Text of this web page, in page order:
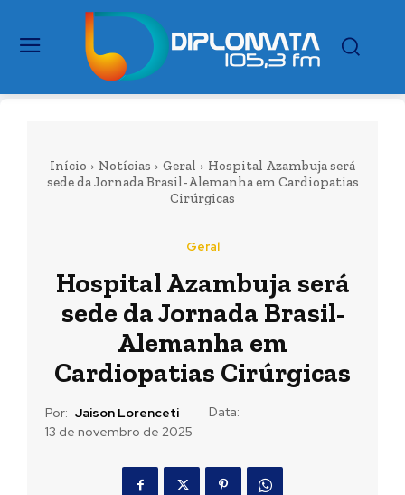
Início Notícias Geral
Hospital Azambuja será
sede da Jornada Brasil-Alemanha em Cardiopatias
Cirúrgicas
Geral
Hospital Azambuja será
sede da Jornada Brasil-
Alemanha em
Cardiopatias Cirúrgicas
Por: Jaison Lorenceti
Data:
13 de novembro de 2025